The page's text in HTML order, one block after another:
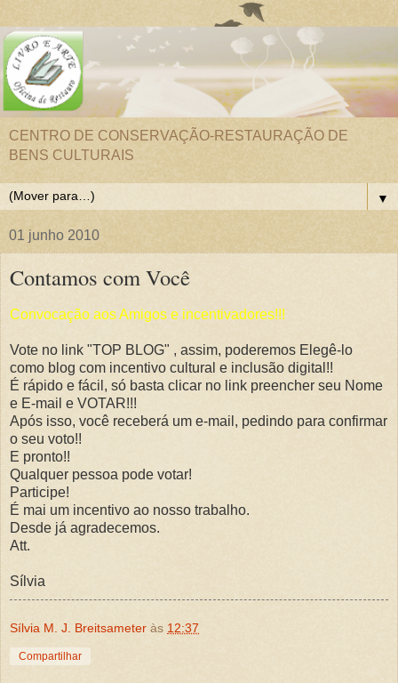
CENTRO DE CONSERVAÇÃO-RESTAURAÇÃO DE
BENS CULTURAIS
▼
01 junho 2010
Contamos com Você
Convocação aos Amigos e incentivadores!!!
Vote no link "TOP BLOG" , assim, poderemos Elegê-lo
como blog com incentivo cultural e inclusão digital!!
É rápido e fácil, só basta clicar no link preencher seu Nome
e E-mail e VOTAR!!!
Após isso, você receberá um e-mail, pedindo para confirmar
o seu voto!!
E pronto!!
Qualquer pessoa pode votar!
Participe!
É mai um incentivo ao nosso trabalho.
Desde já agradecemos.
Att.
Sílvia
Sílvia M. J. Breitsameter às 12:37
Compartilhar